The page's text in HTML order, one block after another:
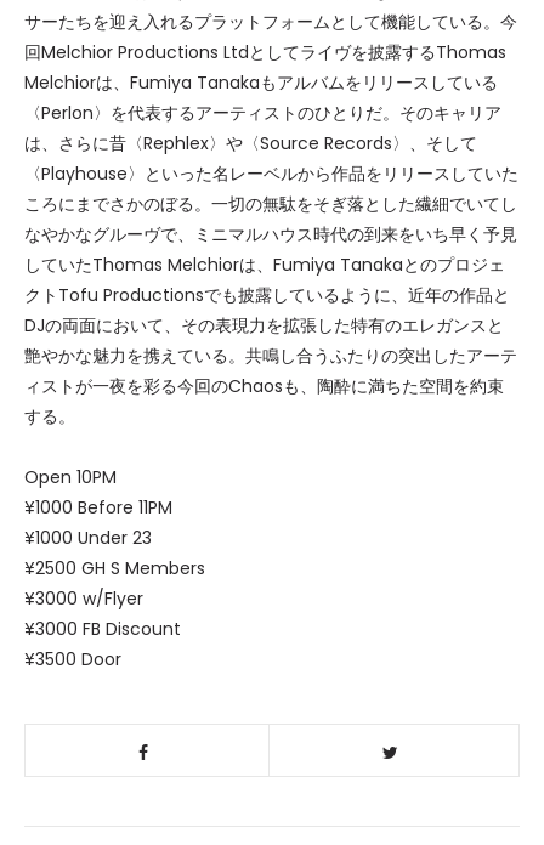
サーたちを迎え入れるプラットフォームとして機能している。今
回Melchior Productions Ltdとしてライヴを披露するThomas
Melchiorは、Fumiya Tanakaもアルバムをリリースしている
〈Perlon〉を代表するアーティストのひとりだ。そのキャリア
は、さらに昔〈Rephlex〉や〈Source Records〉、そして
〈Playhouse〉といった名レーベルから作品をリリースしていた
ころにまでさかのぼる。一切の無駄をそぎ落とした繊細でいてし
なやかなグルーヴで、ミニマルハウス時代の到来をいち早く予見
していたThomas Melchiorは、Fumiya Tanakaとのプロジェ
クトTofu Productionsでも披露しているように、近年の作品と
DJの両面において、その表現力を拡張した特有のエレガンスと
艶やかな魅力を携えている。共鳴し合うふたりの突出したアーテ
ィストが一夜を彩る今回のChaosも、陶酔に満ちた空間を約束
する。
Open 10PM
¥1000 Before 11PM
¥1000 Under 23
¥2500 GH S Members
¥3000 w/Flyer
¥3000 FB Discount
¥3500 Door